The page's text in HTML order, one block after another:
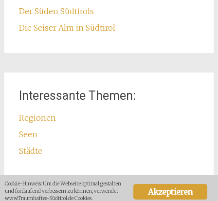
Der Süden Südtirols
Die Seiser Alm in Südtirol
Interessante Themen:
Regionen
Seen
Städte
Akzeptieren
Cookie-Hinweis: Um die Webseite optimal gestalten
und fortlaufend verbessern zu können, verwendet
www.Traumhaftes-Südtirol.de Cookies.